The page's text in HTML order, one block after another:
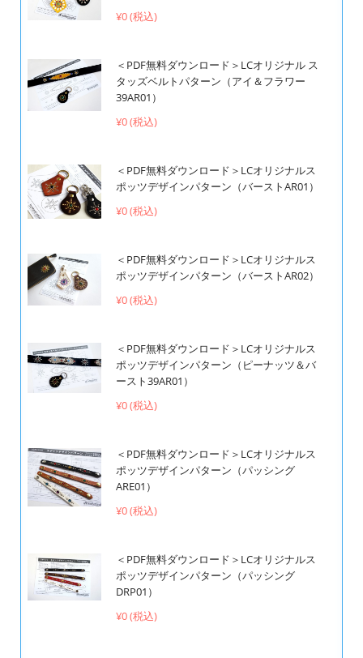
¥0 (税込)
＜PDF無料ダウンロード＞LCオリジナル ス
タッズベルトパターン（アイ＆フラワー
39AR01）
¥0 (税込)
＜PDF無料ダウンロード＞LCオリジナルス
ポッツデザインパターン（バーストAR01）
¥0 (税込)
＜PDF無料ダウンロード＞LCオリジナルス
ポッツデザインパターン（バーストAR02）
¥0 (税込)
＜PDF無料ダウンロード＞LCオリジナルス
ポッツデザインパターン（ピーナッツ＆バ
ースト39AR01）
¥0 (税込)
＜PDF無料ダウンロード＞LCオリジナルス
ポッツデザインパターン（パッシング
ARE01）
¥0 (税込)
＜PDF無料ダウンロード＞LCオリジナルス
ポッツデザインパターン（パッシング
DRP01）
¥0 (税込)